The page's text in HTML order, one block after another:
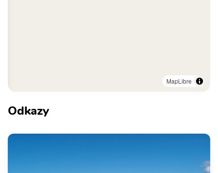
MapLibre
Odkazy